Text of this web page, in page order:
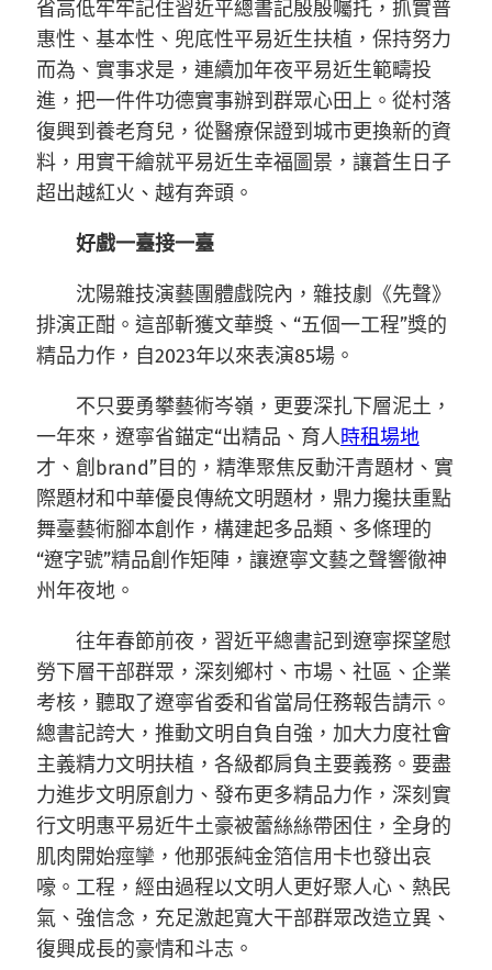
省高低牢牢記住習近平總書記殷殷囑托，抓實普
惠性、基本性、兜底性平易近生扶植，保持努力
而為、實事求是，連續加年夜平易近生範疇投
進，把一件件功德實事辦到群眾心田上。從村落
復興到養老育兒，從醫療保證到城市更換新的資
料，用實干繪就平易近生幸福圖景，讓蒼生日子
超出越紅火、越有奔頭。
好戲一臺接一臺
沈陽雜技演藝團體戲院內，雜技劇《先聲》
排演正酣。這部斬獲文華獎、“五個一工程”獎的
精品力作，自2023年以來表演85場。
不只要勇攀藝術岑嶺，更要深扎下層泥土，
一年來，遼寧省錨定“出精品、育人時租場地
才、創brand”目的，精準聚焦反動汗青題材、實
際題材和中華優良傳統文明題材，鼎力攙扶重點
舞臺藝術腳本創作，構建起多品類、多條理的
“遼字號”精品創作矩陣，讓遼寧文藝之聲響徹神
州年夜地。
往年春節前夜，習近平總書記到遼寧探望慰
勞下層干部群眾，深刻鄉村、市場、社區、企業
考核，聽取了遼寧省委和省當局任務報告請示。
總書記誇大，推動文明自負自強，加大力度社會
主義精力文明扶植，各級都肩負主要義務。要盡
力進步文明原創力、發布更多精品力作，深刻實
行文明惠平易近牛土豪被蕾絲絲帶困住，全身的
肌肉開始痙攣，他那張純金箔信用卡也發出哀
嚎。工程，經由過程以文明人更好聚人心、熱民
氣、強信念，充足激起寬大干部群眾改造立異、
復興成長的豪情和斗志。